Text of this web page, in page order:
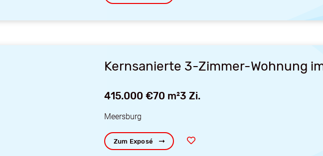
Kernsanierte 3-Zimmer-Wohnung
415.000 €70 m²3 Zi.
Meersburg
Zum Exposé